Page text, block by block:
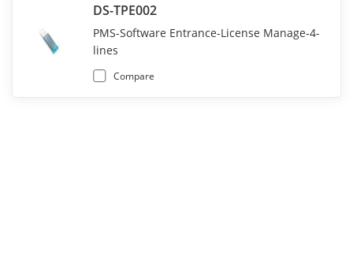
DS-TPE002
PMS-Software Entrance-License Manage-4-
lines
Compare